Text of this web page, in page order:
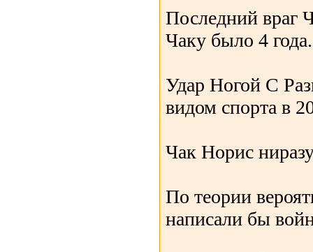
Последний враг
Чаку было 4 года.
Удар Ногой С
видом спорта в
Чак Норис
По теории
написали бы